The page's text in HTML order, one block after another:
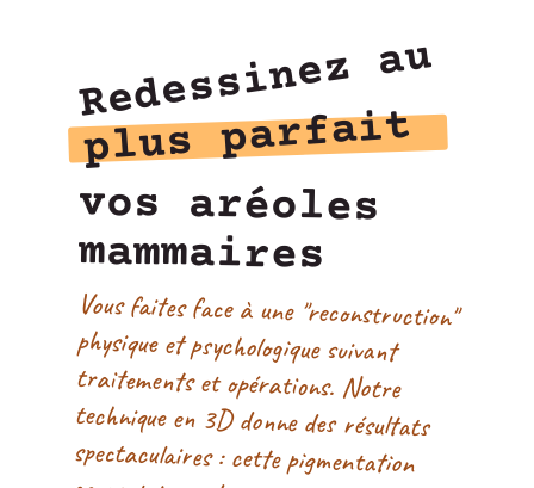
Redessinez au
plus parfait
vos aréoles
mammaires
Vous faites face à une "reconstruction"
physique et psychologique suivant
traitements et opérations. Notre
technique en 3D donne des résultats
spectaculaires : cette pigmentation
correctrice redessine votre aréole sur
mesure, avec un résultat en trompe l’œil
hyperréaliste stupéfiant de naturel.
Conseils et retouche (incluse dans le prix)
suivent chaque création. Cette prestation
s’adresse également aux hommes touchés